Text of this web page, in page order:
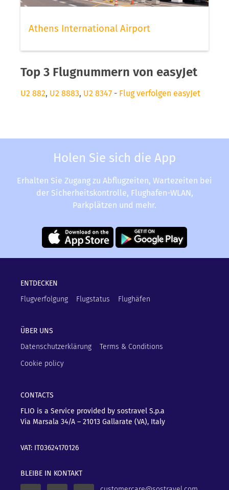
Athens International Airport
Top 3 Flugnummern von easyJet
U2 882, U2 8883, U2 8347 - Flug verfolgen easyJet
Holen Sie sich die App
Erhalten Sie Zugang zu Abflugzeiten, Wartezeiten bei
der Sicherheitskontrolle, Flughafen-WLAN,
Parkplätzen und mehr.
ENTDECKEN
Flugverfolgung
Flugstatus Flughäfen
ÜBER UNS
Datenschutzerklärung
Terms & Conditions
Cookie policy
CONTACTS
FLIO is a Service provided by sostravel S.p.a
Via Marsala 34/A – 21013 Gallarate (VA), Italy
VAT: IT03624170126
BLEIBE IN KONTAKT